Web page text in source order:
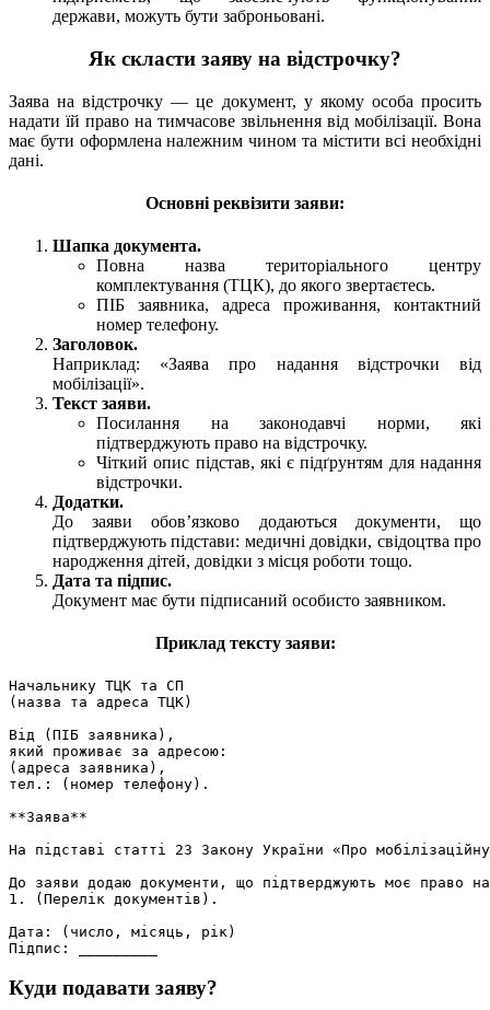
держави, можуть бути заброньовані.
Як скласти заяву на відстрочку?
Заява на відстрочку — це документ, у якому особа просить
надати їй право на тимчасове звільнення від мобілізації. Вона
має бути оформлена належним чином та містити всі необхідні
дані.
Основні реквізити заяви:
Шапка документа.
Повна назва територіального центру
комплектування (ТЦК), до якого звертаєтесь.
ПІБ заявника, адреса проживання, контактний
номер телефону.
Заголовок.
Наприклад: «Заява про надання відстрочки від
мобілізації».
Текст заяви.
Посилання на законодавчі норми, які
підтверджують право на відстрочку.
Чіткий опис підстав, які є підґрунтям для надання
відстрочки.
Додатки.
До заяви обов’язково додаються документи, що
підтверджують підстави: медичні довідки, свідоцтва про
народження дітей, довідки з місця роботи тощо.
Дата та підпис.
Документ має бути підписаний особисто заявником.
Приклад тексту заяви:
Начальнику ТЦК та СП
(назва та адреса ТЦК)
Від (ПІБ заявника),
який проживає за адресою:
(адреса заявника),
тел.: (номер телефону).
**Заява**
На підставі статті 23 Закону України «Про
До заяви додаю документи, що підтверджують моє право
1. (Перелік документів).
Дата: (число, місяць, рік)
Куди подавати заяву?